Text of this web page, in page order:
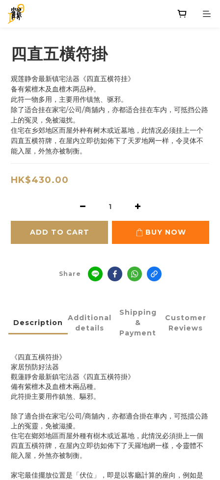
四直五橫符掛
观莲静舍最新镇宅法器《四直五横符挂》
备有紫檀木及血檀木两品种。
此符一物多用，主要用作镇煞、驱邪。
除了适合挂在家宅/公司/商舖内，亦都适合挂在车内，可抵挡公路
上的冤灵，免被滋扰。
住宅在乡郊地区而屋外种有树木或近墓地，此情况必须挂上一个
四直五横符牌，在屋内立即彷如佈下了天罗地网一样，令灵体不
能入屋，外煞亦被制衡。
HK$430.00
ADD TO CART BUY NOW
Share
Description
Additional
details
Shipping
&
Payment
Customer
Reviews
《四直五橫符掛》
家居預防好法器
觀蓮靜舍最新鎮宅法器《四直五橫符掛》
備有紫檀木及血檀木兩品種。
此符掛主要用作鎮煞、驅邪。
除了適合掛在家宅/公司/商舖內，亦都適合掛在車內，可抵擋公路
上的冤靈，免被滋擾。
住宅在鄉郊地區而屋外種有樹木或近墓地，此情況必須掛上一個
四直五橫符牌，在屋內立即彷如佈下了天羅地網一樣，令靈體不
能入屋，外煞亦被制衡。
家宅最佳擺放位置是「伏位」，即是以客廳計算的座向，例如是